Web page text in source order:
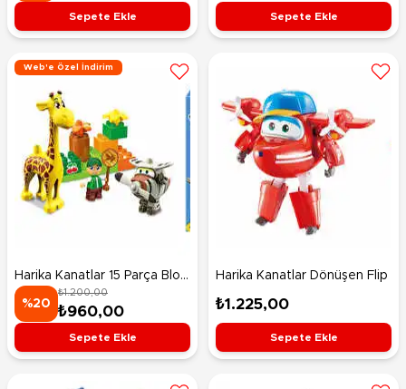
Sepete Ekle Sepete Ekle
Web'e Özel İndirim
Harika Kanatlar 15 Parça Blok
Bello'nun Yağmur Ormanı
%20
₺1.200,00
₺960,00
Sepete Ekle
Harika Kanatlar Dönüşen Flip
₺1.225,00
Sepete Ekle